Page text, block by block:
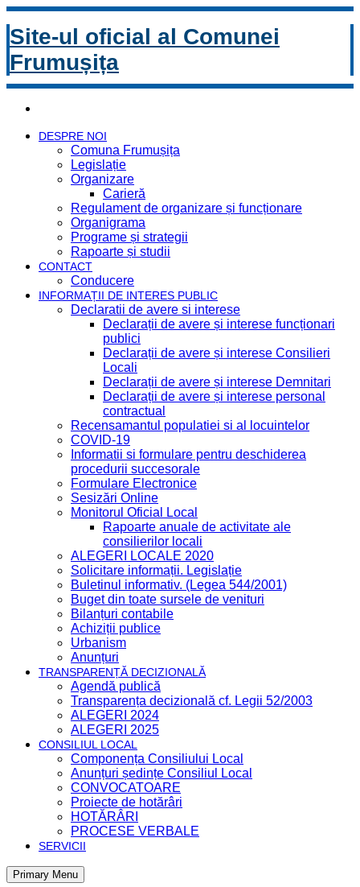
Site-ul oficial al Comunei
Frumușița
DESPRE NOI
Comuna Frumușița
Legislație
Organizare
Carieră
Regulament de organizare și funcționare
Organigrama
Programe și strategii
Rapoarte și studii
CONTACT
Conducere
INFORMAȚII DE INTERES PUBLIC
Declaratii de avere si interese
Declarații de avere și interese funcționari
publici
Declarații de avere și interese Consilieri
Locali
Declarații de avere și interese Demnitari
Declarații de avere și interese personal
contractual
Recensamantul populatiei si al locuintelor
COVID-19
Informatii si formulare pentru deschiderea
procedurii succesorale
Formulare Electronice
Sesizări Online
Monitorul Oficial Local
Rapoarte anuale de activitate ale
consilierilor locali
ALEGERI LOCALE 2020
Solicitare informații. Legislație
Buletinul informativ. (Legea 544/2001)
Buget din toate sursele de venituri
Bilanțuri contabile
Achiziții publice
Urbanism
Anunțuri
TRANSPARENȚĂ DECIZIONALĂ
Agendă publică
Transparența decizională cf. Legii 52/2003
ALEGERI 2024
ALEGERI 2025
CONSILIUL LOCAL
Componența Consiliului Local
Anunțuri ședințe Consiliul Local
CONVOCATOARE
Proiecte de hotărâri
HOTĂRÂRI
PROCESE VERBALE
SERVICII
Primary Menu